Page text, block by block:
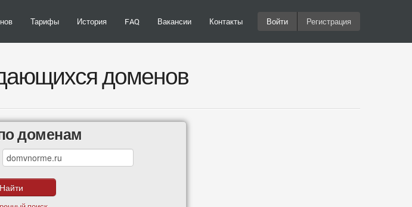
Тарифы История FAQ Вакансии Контакты Войти Регистрация
доменов
доменам